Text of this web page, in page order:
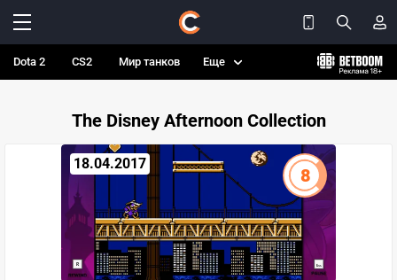
Dota 2 CS2 Мир танков Еще
The Disney Afternoon Collection
18.04.2017
8